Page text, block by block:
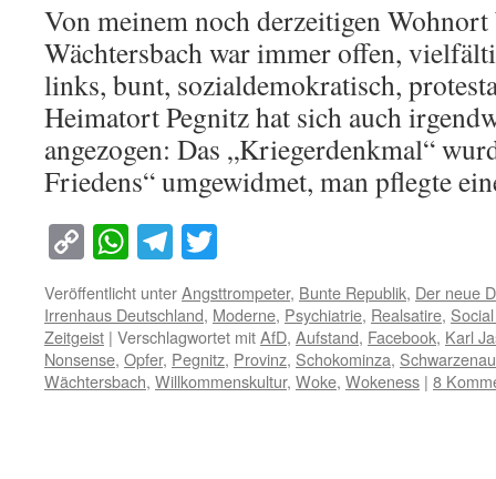
Von meinem noch derzeitigen
Wächtersbach war immer offen,
links, bunt, sozialdemokratisch,
Heimatort Pegnitz hat sich auch
angezogen: Das „Kriegerdenkmal“
Friedens“ umgewidmet, man pflegte
Copy
Link
WhatsApp
Telegram
Veröffentlicht unterAngsttrompeter, Bunte Republik, Der neue
Irrenhaus Deutschland, Moderne, Psychiatrie, Realsatire,
Zeitgeist | Verschlagwortet mitAfD, Aufstand, Facebook, Karl
Nonsense, Opfer, Pegnitz, Provinz, Schokominza, Schwarzenau
Wächtersbach, Willkommenskultur, Woke, Wokeness | 8